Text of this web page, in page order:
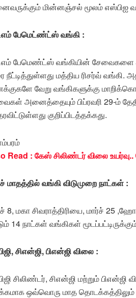
மின்னஞ்சல் மூலம் எஸ்பிஐ
பேமெட்ண்ட்ஸ் வங்கி :
பேமெண்ட்ஸ் வங்கியின் சேவைகளை
நீட்டித்துள்ளது மத்திய ரிசர்வ் வங்கி.
வேறு வங்கிகளுக்கு
அனைத்தையும் பிப்ரவரி 29-ம்
குறிப்பிடத்தக்கது.
Read : கேஸ் சிலிண்டர் விலை
மாதத்தில் வங்கி விடுமுறை நாட்கள் :
8, மகா சிவராத்திரியை, மார்ச் 25
14 நாட்கள் வங்கிகள்
சிஎன்ஜி, பிஎன்ஜி விலை :
சிலிண்டர், சிஎன்ஜி மற்றும்
ஒவ்வொரு மாத